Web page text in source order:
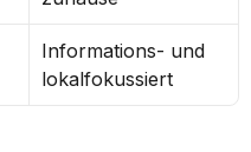
Informations- und
lokalfokussiert